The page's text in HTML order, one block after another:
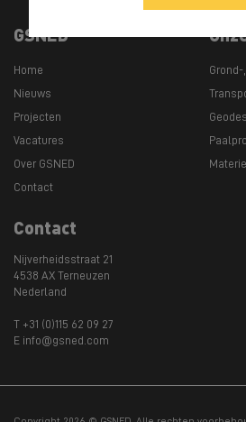
GSNED
Home
Nieuws
Projecten
Vacatures
Over GSNED
Contact
Contact
Nijverheidsstraat 21
4538 AX Terneuzen
Nederland
T +31 (0)115 62 09 27
E info@gsned.com